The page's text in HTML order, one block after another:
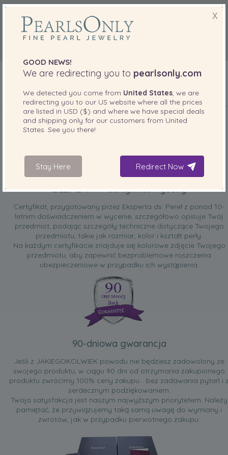
DOŁĄCZONE DO TWOJEGO PRODUKTU
BEZPŁATNY certyfikat wyceny
Certyfikat, przygotowany przez Eksperta ds. Pereł z ponad 10-
letnim doświadczeniem w wycenie, szczegółowo opisuje Twój
przedmiot, podając szczegóły techniczne dotyczące Twojego
przedmiotu, takie jak rozmiar, kolor i kształt perły.
Na każdym certyfikacie znajduje się kolorowe zdjęcie Twojego
przedmiotu, aby zapewnić bezproblemowe roszczenia
ubezpieczeniowe w przypadku ich wystąpienia.
90-dniowa gwarancja
Jeśli z JAKIEGOKOLWIEK powodu nie będziesz zadowolony ze
swojego produktu, w ciągu 90 dni od otrzymania zakupionego
produktu zwrócimy 100% ceny zakupu... bez zadawania pytań i
serdecznym podziękowaniem.
Twoja satysfakcja jest naszym najwyższym priorytetem. Należy
pamiętać, że przywiązujemy taką samą uwagę do wymiany i
zwrotów, jak w przypadku pierwotnego zakupu.
X
GOOD NEWS!
We are redirecting you to pearlsonly.com
We detected you come from United States , we are
redirecting you to our US website where all the prices
are listed in USD ($) and where we have special deals
and shipping only for our customers from United
States . See you there!
Stay Here Redirect Now